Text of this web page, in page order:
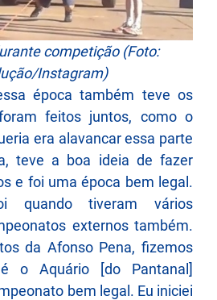
competição (Foto:
Instagram)
época também teve os
feitos juntos, como o
era alavancar essa parte
teve a boa ideia de fazer
e foi uma época bem legal.
tiveram vários
externos também.
da Afonso Pena, fizemos
o Aquário [do Pantanal]
bem legal. Eu iniciei